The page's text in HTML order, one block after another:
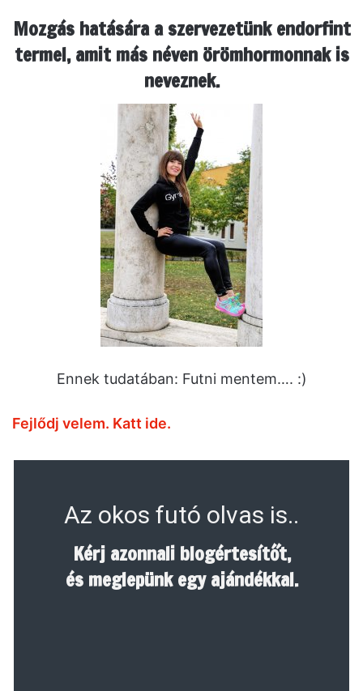
Mozgás hatására a szervezetünk endorfint
termel, amit más néven örömhormonnak is
neveznek.
Ennek tudatában: Futni mentem…. :)
Fejlődj velem. Katt ide.
Az okos futó olvas is..
Kérj azonnali blogértesítőt,
és meglepünk egy ajándékkal.